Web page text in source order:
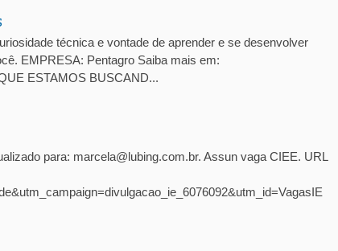
técnica e vontade de aprender e se desenvolver
EMPRESA: Pentagro Saiba mais em:
ESTAMOS BUSCAND...
para: marcela@lubing.com.br. Assun vaga CIEE. URL